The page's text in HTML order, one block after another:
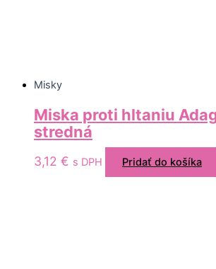
Misky
Miska proti hltaniu
stredná
3,12 € s DPH Pridať do košíka